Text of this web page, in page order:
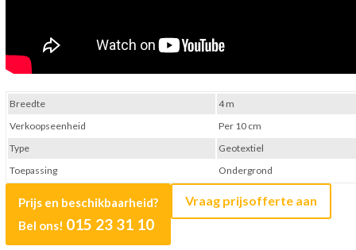
Prijs en beschikbaarheid?
Bel ons! 015 23 31 10
Vraag prijsofferte aan
Breedte
4 m
Verkoopseenheid
Per 10 cm
Type
Geotextiel
Toepassing
Ondergrond